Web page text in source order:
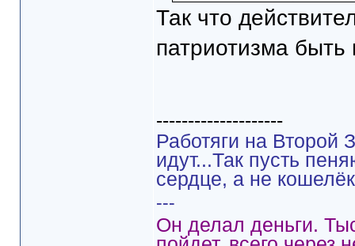
Так что
патриотизма
--------------------
Работяги на Второй
идут...Так пусть
сердце, а не кошелёк
---
Он делал деньги.